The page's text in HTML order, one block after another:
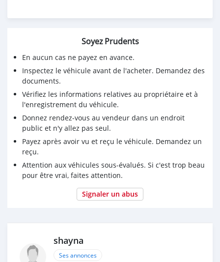
Soyez Prudents
En aucun cas ne payez en avance.
Inspectez le véhicule avant de l'acheter. Demandez des
documents.
Vérifiez les informations relatives au propriétaire et à
l'enregistrement du véhicule.
Donnez rendez-vous au vendeur dans un endroit
public et n'y allez pas seul.
Payez après avoir vu et reçu le véhicule. Demandez un
reçu.
Attention aux véhicules sous-évalués. Si c'est trop beau
pour être vrai, faites attention.
Signaler un abus
shayna
Ses annonces